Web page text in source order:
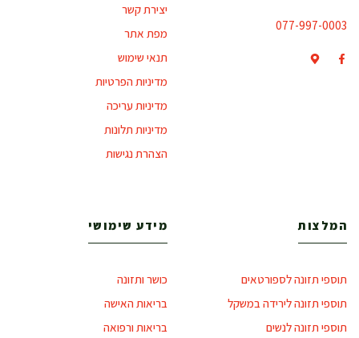
077-997-0003
יצירת קשר
מפת אתר
תנאי שימוש
מדיניות הפרטיות
מדיניות עריכה
מדיניות תלונות
הצהרת נגישות
המלצות
תוספי תזונה לספורטאים
תוספי תזונה לירידה במשקל
תוספי תזונה לנשים
מידע שימושי
כושר ותזונה
בריאות האישה
בריאות ורפואה